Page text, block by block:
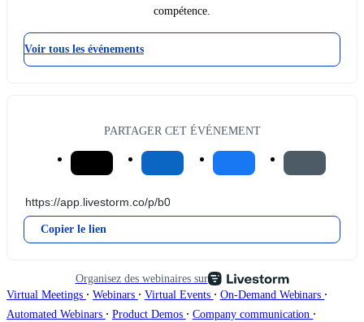
compétence.
Voir tous les événements
PARTAGER CET ÉVÉNEMENT
Copier le lien
Organisez des webinaires sur
Virtual Meetings ∙ Webinars ∙ Virtual Events ∙ On-Demand Webinars ∙
Automated Webinars ∙ Product Demos ∙ Company communication ∙